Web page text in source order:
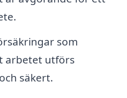
som
arbetet utförs
säkert.